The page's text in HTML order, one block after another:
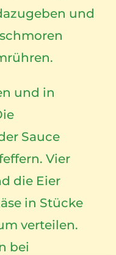
und
und in
Sauce
Vier
die Eier
in Stücke
verteilen.
bei